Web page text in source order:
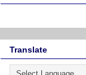
Translate